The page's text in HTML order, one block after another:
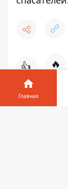
👍 🔥
Главная